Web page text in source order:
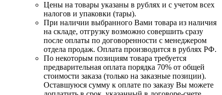
Цены на товары указаны в рублях и с учетом всех
налогов и упаковки (тары).
При наличии выбранного Вами товара из наличия
на складе, отгрузку возможно совершить сразу
после оплаты по договоренности с менеджером
отдела продаж. Оплата производится в рублях РФ.
По некоторым позициям товара требуется
предварительная оплата порядка 70% от общей
стоимости заказа (только на заказные позиции).
Оставшуюся сумму к оплате по заказу Вы можете